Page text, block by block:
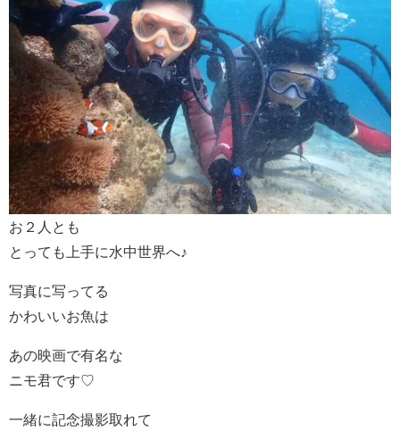
お２人とも
とっても上手に水中世界へ♪
写真に写ってる
かわいいお魚は
あの映画で有名な
ニモ君です♡
一緒に記念撮影取れて